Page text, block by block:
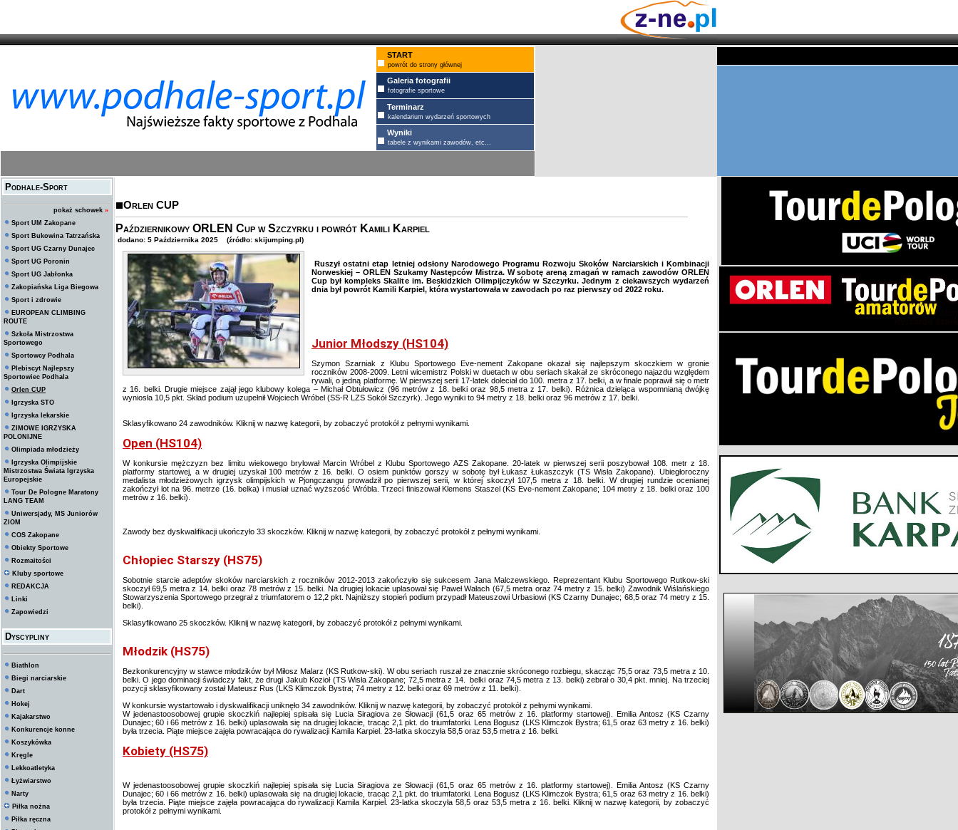
START
powrót do strony głównej
Galeria fotografii
fotografie sportowe
Terminarz
kalendarium wydarzeń sportowych
Wyniki
tabele z wynikami zawodów, etc...
Podhale-Sport
pokaż schowek »
Sport UM Zakopane
Sport Bukowina Tatrzańska
Sport UG Czarny Dunajec
Sport UG Poronin
Sport UG Jabłonka
Zakopiańska Liga Biegowa
Sport i zdrowie
EUROPEAN CLIMBING
ROUTE
Szkoła Mistrzostwa
Sportowego
Sportowcy Podhala
Plebiscyt Najlepszy
Sportowiec Podhala
Orlen CUP
Igrzyska STO
Igrzyska lekarskie
ZIMOWE IGRZYSKA
POLONIJNE
Olimpiada młodzieży
Igrzyska Olimpijskie
Mistrzostwa Świata Igrzyska
Europejskie
Tour De Pologne Maratony
LANG TEAM
Uniwersjady, MS Juniorów
ZIOM
COS Zakopane
Obiekty Sportowe
Rozmaitości
Kluby sportowe
REDAKCJA
Linki
Zapowiedzi
Dyscypliny
Biathlon
Biegi narciarskie
Dart
Hokej
Kajakarstwo
Konkurencje konne
Koszykówka
Kręgle
Lekkoatletyka
Łyżwiarstwo
Narty
Piłka nożna
Piłka ręczna
Orlen CUP
Październikowy ORLEN Cup w Szczyrku i powrót Kamili Karpiel
dodano: 5 Października 2025 (źródło: skijumping.pl)
Ruszył ostatni etap letniej odsłony Narodowego Programu Rozwoju Skoków Narciarskich i Kombinacji
Norweskiej – ORLEN Szukamy Następców Mistrza. W sobotę areną zmagań w ramach zawodów ORLEN
Cup był kompleks Skalite im. Beskidzkich Olimpijczyków w Szczyrku. Jednym z ciekawszych wydarzeń
dnia był powrót Kamili Karpiel, która wystartowała w zawodach po raz pierwszy od 2022 roku.
Junior Młodszy (HS104)
Szymon Szarniak z Klubu Sportowego Eve-nement Zakopane okazał się najlepszym skoczkiem w gronie
roczników 2008-2009. Letni wicemistrz Polski w duetach w obu seriach skakał ze skróconego najazdu względem
rywali, o jedną platformę. W pierwszej serii 17-latek doleciał do 100. metra z 17. belki, a w finale poprawił się o metr
z 16. belki. Drugie miejsce zajął jego klubowy kolega – Michał Obtułowicz (96 metrów z 18. belki oraz 98,5 metra z 17. belki). Różnica dzieląca wspomnianą dwójkę
wyniosła 10,5 pkt. Skład podium uzupełnił Wojciech Wróbel (SS-R LZS Sokół Szczyrk). Jego wyniki to 94 metry z 18. belki oraz 96 metrów z 17. belki.
Sklasyfikowano 24 zawodników. Kliknij w nazwę kategorii, by zobaczyć protokół z pełnymi wynikami.
Open (HS104)
W konkursie mężczyzn bez limitu wiekowego brylował Marcin Wróbel z Klubu Sportowego AZS Zakopane. 20-latek w pierwszej serii poszybował 108. metr z 18.
platformy startowej, a w drugiej uzyskał 100 metrów z 16. belki. O osiem punktów gorszy w sobotę był Łukasz Łukaszczyk (TS Wisła Zakopane). Ubiegłoroczny
medalista młodzieżowych igrzysk olimpijskich w Pjongczangu prowadził po pierwszej serii, w której skoczył 107,5 metra z 18. belki. W drugiej rundzie ocenianej
zakończył lot na 96. metrze (16. belka) i musiał uznać wyższość Wróbla. Trzeci finiszował Klemens Staszel (KS Eve-nement Zakopane; 104 metry z 18. belki oraz 100
metrów z 16. belki).
Zawody bez dyskwalifikacji ukończyło 33 skoczków. Kliknij w nazwę kategorii, by zobaczyć protokół z pełnymi wynikami.
Chłopiec Starszy (HS75)
Sobotnie starcie adeptów skoków narciarskich z roczników 2012-2013 zakończyło się sukcesem Jana Malczewskiego. Reprezentant Klubu Sportowego Rutkow-ski
skoczył 69,5 metra z 14. belki oraz 78 metrów z 15. belki. Na drugiej lokacie uplasował się Paweł Wałach (67,5 metra oraz 74 metry z 15. belki) Zawodnik Wiślańskiego
Stowarzyszenia Sportowego przegrał z triumfatorem o 12,2 pkt. Najniższy stopień podium przypadł Mateuszowi Urbasiowi (KS Czarny Dunajec; 68,5 oraz 74 metry z 15.
belki).
Sklasyfikowano 25 skoczków. Kliknij w nazwę kategorii, by zobaczyć protokół z pełnymi wynikami.
Młodzik (HS75)
Bezkonkurencyjny w stawce młodzików był Miłosz Malarz (KS Rutkow-ski). W obu seriach ruszał ze znacznie skróconego rozbiegu, skacząc 75,5 oraz 73,5 metra z 10.
belki. O jego dominacji świadczy fakt, że drugi Jakub Kozioł (TS Wisła Zakopane; 72,5 metra z 14. belki oraz 74,5 metra z 13. belki) zebrał o 30,4 pkt. mniej. Na trzeciej
pozycji sklasyfikowany został Mateusz Rus (LKS Klimczok Bystra; 74 metry z 12. belki oraz 69 metrów z 11. belki).
W konkursie wystartowało i dyskwalifikacji uniknęło 34 zawodników. Kliknij w nazwę kategorii, by zobaczyć protokół z pełnymi wynikami.
W jedenastoosobowej grupie skoczkiń najlepiej spisała się Lucia Siragiova ze Słowacji (61,5 oraz 65 metrów z 16. platformy startowej). Emilia Antosz (KS Czarny
Dunajec; 60 i 66 metrów z 16. belki) uplasowała się na drugiej lokacie, tracąc 2,1 pkt. do triumfatorki. Lena Bogusz (LKS Klimczok Bystra; 61,5 oraz 63 metry z 16. belki)
była trzecia. Piąte miejsce zajęła powracająca do rywalizacji Kamila Karpiel. 23-latka skoczyła 58,5 oraz 53,5 metra z 16. belki.
Kobiety (HS75)
W jedenastoosobowej grupie skoczkiń najlepiej spisała się Lucia Siragiova ze Słowacji (61,5 oraz 65 metrów z 16. platformy startowej). Emilia Antosz (KS Czarny
Dunajec; 60 i 66 metrów z 16. belki) uplasowała się na drugiej lokacie, tracąc 2,1 pkt. do triumfatorki. Lena Bogusz (LKS Klimczok Bystra; 61,5 oraz 63 metry z 16. belki)
była trzecia. Piąte miejsce zajęła powracająca do rywalizacji Kamila Karpiel. 23-latka skoczyła 58,5 oraz 53,5 metra z 16. belki. Kliknij w nazwę kategorii, by zobaczyć
protokół z pełnymi wynikami.